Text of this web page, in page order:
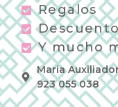
Regalos
Y mucho
Maria
923 055 038